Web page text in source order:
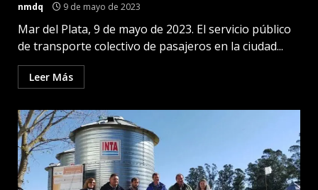
nmdq 9 de mayo de 2023
Mar del Plata, 9 de mayo de 2023. El servicio público
de transporte colectivo de pasajeros en la ciudad...
Leer Más